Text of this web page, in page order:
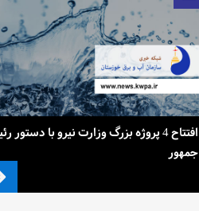
افتتاح 4 پروژه بزرگ وزارت نیرو با دستور
جمهور